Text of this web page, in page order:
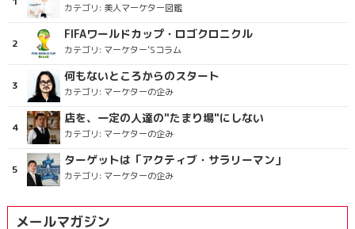
カテゴリ: 美人マーケター図鑑
FIFAワールドカップ・ロゴクロニクル
カテゴリ: マーケター’Sコラム
何もないところからのスタート
カテゴリ: マーケターの企み
店を、一定の人達の"たまり場"にしない
カテゴリ: マーケターの企み
ターゲットは「アクティブ・サラリーマン」
カテゴリ: マーケターの企み
メールマガジン